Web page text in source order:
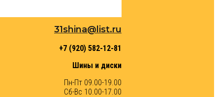
31shina@list.ru
+7 (920) 582-12-81
Шины и диски
Пн-Пт 09.00-19.00
Сб-Вс 10.00-17.00